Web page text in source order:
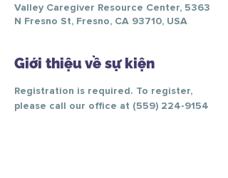
Valley Caregiver Resource Center, 5363
N Fresno St, Fresno, CA 93710, USA
Giới thiệu về sự kiện
Registration is required. To register,
please call our office at (559) 224-9154